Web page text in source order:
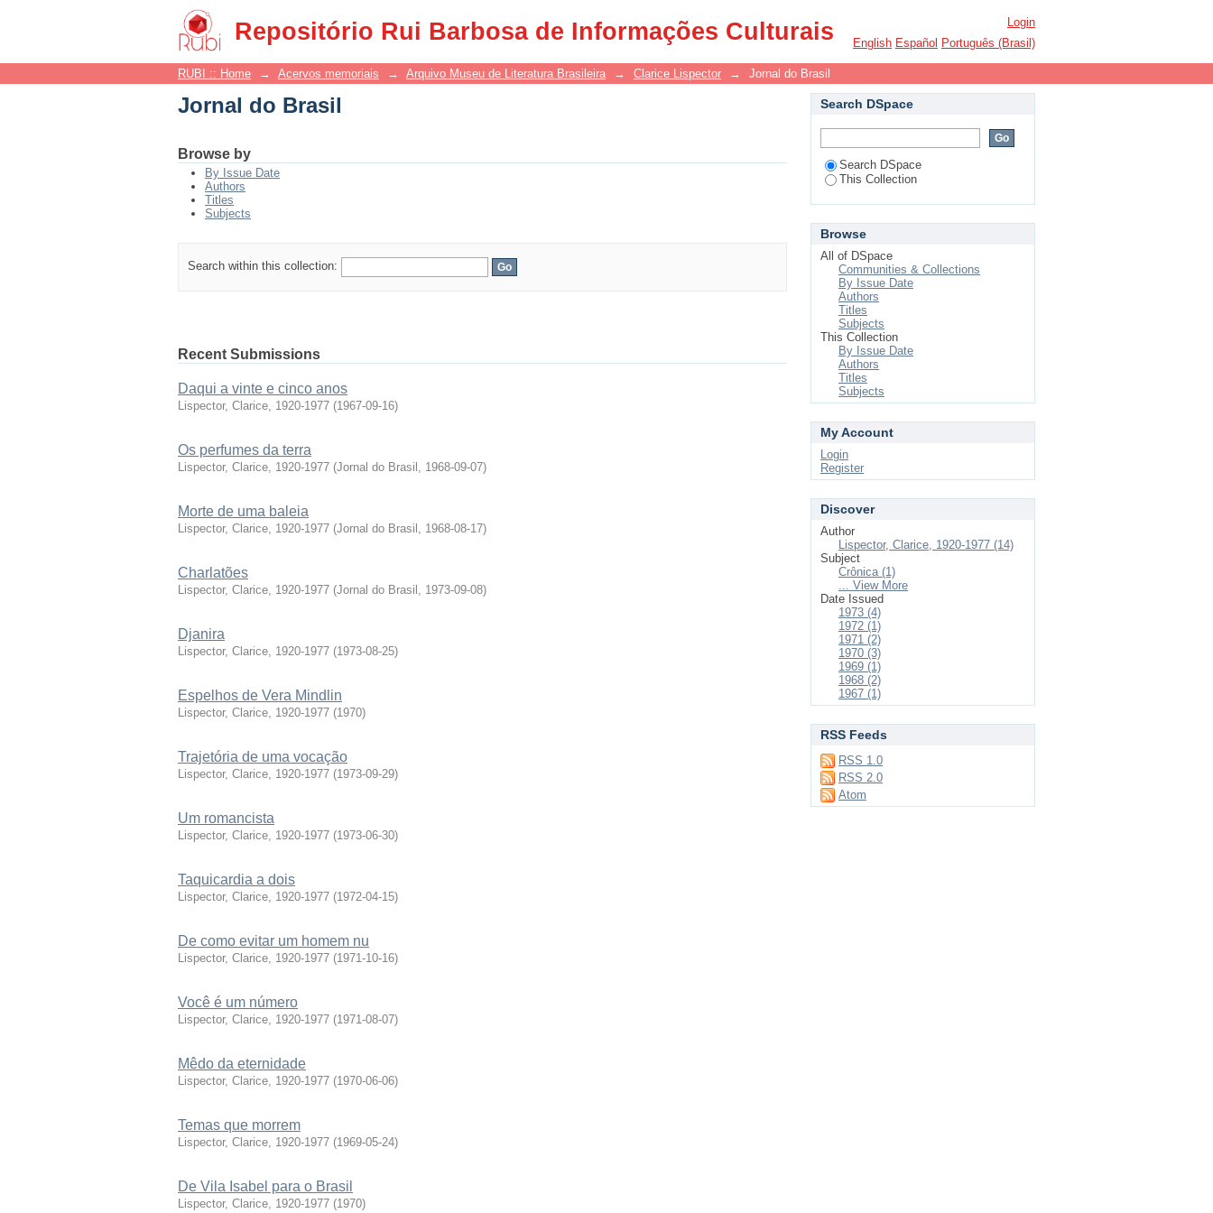
Repositório Rui Barbosa de Informações Culturais
Jornal do Brasil
Login
English Español Português (Brasil)
RUBI :: Home → Acervos memoriais → Arquivo Museu de Literatura Brasileira → Clarice Lispector → Jornal do Brasil
Jornal do Brasil
Browse by
By Issue Date
Authors
Titles
Subjects
Search within this collection:
Recent Submissions
Daqui a vinte e cinco anos
Lispector, Clarice, 1920-1977 (1967-09-16)
Os perfumes da terra
Lispector, Clarice, 1920-1977 (Jornal do Brasil , 1968-09-07)
Morte de uma baleia
Lispector, Clarice, 1920-1977 (Jornal do Brasil , 1968-08-17)
Charlatões
Lispector, Clarice, 1920-1977 (Jornal do Brasil , 1973-09-08)
Djanira
Lispector, Clarice, 1920-1977 (1973-08-25)
Espelhos de Vera Mindlin
Lispector, Clarice, 1920-1977 (1970)
Trajetória de uma vocação
Lispector, Clarice, 1920-1977 (1973-09-29)
Um romancista
Lispector, Clarice, 1920-1977 (1973-06-30)
Taquicardia a dois
Lispector, Clarice, 1920-1977 (1972-04-15)
De como evitar um homem nu
Lispector, Clarice, 1920-1977 (1971-10-16)
Você é um número
Lispector, Clarice, 1920-1977 (1971-08-07)
Mêdo da eternidade
Lispector, Clarice, 1920-1977 (1970-06-06)
Temas que morrem
Lispector, Clarice, 1920-1977 (1969-05-24)
De Vila Isabel para o Brasil
Lispector, Clarice, 1920-1977 (1970)
Search DSpace
Search DSpace
This Collection
Browse
All of DSpace
Communities & Collections
By Issue Date
Authors
Titles
Subjects
This Collection
By Issue Date
Authors
Titles
Subjects
My Account
Login
Register
Discover
Author
Lispector, Clarice, 1920-1977 (14)
Subject
Crônica (1)
... View More
Date Issued
1973 (4)
1972 (1)
1971 (2)
1970 (3)
1969 (1)
1968 (2)
1967 (1)
RSS Feeds
RSS 1.0
RSS 2.0
Atom